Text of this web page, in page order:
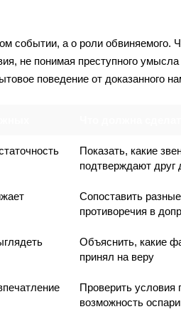
событии, а о роли обвиняемого.
не понимая преступного
поведение от доказанного
Показать, какие
подтверждают друг
Сопоставить
противоречия в
Объяснить, какие
принял на веру
Проверить условия
возможность